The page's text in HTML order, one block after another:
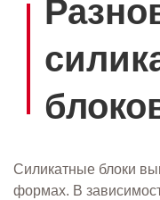
Силикатные блоки
формах. В